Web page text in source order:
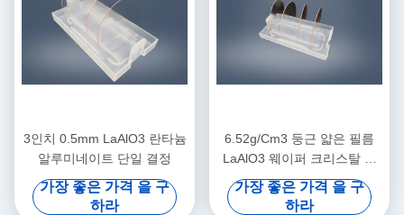
3인치 0.5mm LaAlO3 란타늄
알루미네이트 단일 결정
가장 좋은 가격 을 구
하라
6.52g/Cm3 둥근 얇은 필름
LaAlO3 웨이퍼 크리스탈 듀
얼 사이드 폴리
가장 좋은 가격 을 구
하라